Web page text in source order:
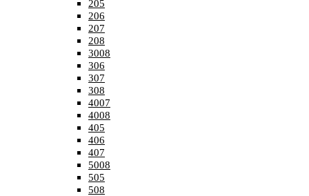
205
206
207
208
3008
306
307
308
4007
4008
405
406
407
5008
505
508